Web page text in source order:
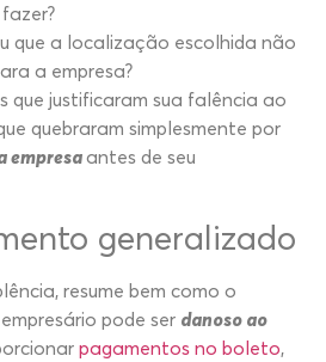
que a localização escolhida não
a empresa?
que justificaram sua falência ao
quebraram simplesmente por
empresaantes de seu
generalizado
resume bem como o
pode ser danoso ao
pagamentos no boleto,